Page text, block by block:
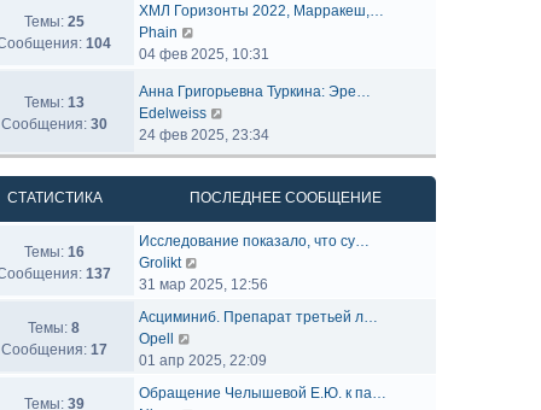
и
к
п
с
л
е
д
е
м
у
с
о
о
б
щ
н
е
й
т
и
к
п
о
с
л
д
н
е
у
с
о
о
Темы: 25
104
ХМЛ Горизонты 2022, Марракеш,…
Phain
е
е
й
т
и
п
о
с
л
е
д
е
у
04 фев 2025, 10:31
Темы: 13
Сообщения: 30
Анна Григорьевна Туркина: Эре…
Edelweiss
р
е
й
т
и
п
о
л
е
д
24 фев 2025, 23:34
СТАТИСТИКА ПОСЛЕДНЕЕ СООБЩЕНИЕ
Темы: 16
137
Исследование показало, что су…
Grolikt
е
е
т
и
31 мар 2025, 12:56
Темы: 8
Сообщения: 17
Асциминиб. Препарат третьей л…
Opell
е
е
01 апр 2025, 22:09
Темы: 39
Обращение Челышевой Е.Ю. к па…